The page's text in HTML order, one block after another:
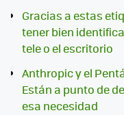
Gracias a estas
tener bien
tele o el escritorio
Anthropic y el
Están a punto de
esa necesidad